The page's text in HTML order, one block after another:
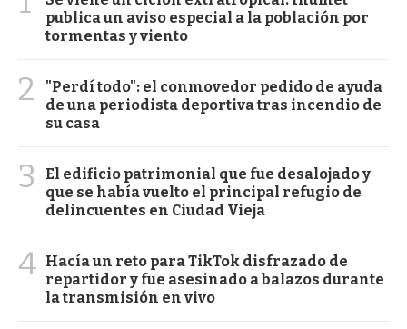
publica un aviso especial a la población por
tormentas y viento
2
"Perdí todo": el conmovedor pedido de ayuda
de una periodista deportiva tras incendio de
su casa
3
El edificio patrimonial que fue desalojado y
que se había vuelto el principal refugio de
delincuentes en Ciudad Vieja
4 Hacía un reto para TikTok disfrazado de
repartidor y fue asesinado a balazos durante
la transmisión en vivo